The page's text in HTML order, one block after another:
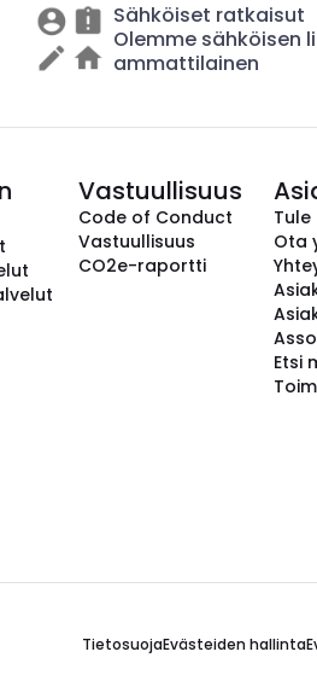
Sähköiset ratkaisut
Olemme sähköisen
ammattilainen
Vastuullisuus
Code of Conduct
Vastuullisuus
CO2e-raportti
Ota
Etsi
TietosuojaEvästeiden hallinta